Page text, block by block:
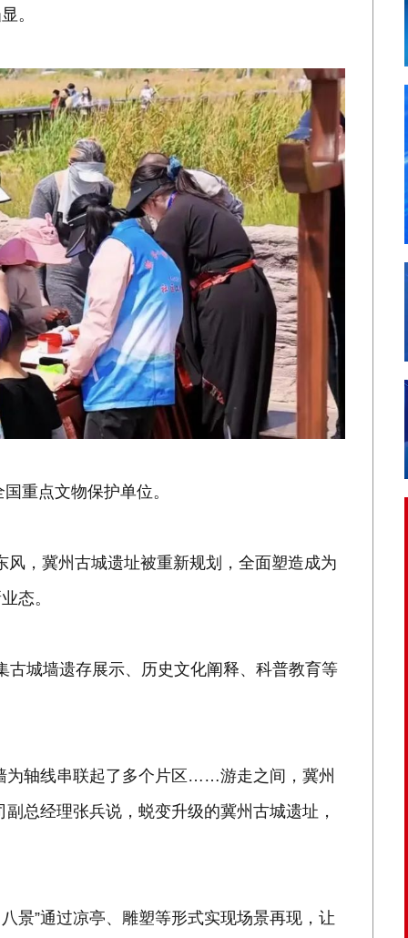
。
重点文物保护单位。
，冀州古城遗址被重新规划，全面塑造成为
态。
城墙遗存展示、历史文化阐释、科普教育等
为轴线串联起了多个片区……游走之间，冀州
总经理张兵说，蜕变升级的冀州古城遗址，
景”通过凉亭、雕塑等形式实现场景再现，让